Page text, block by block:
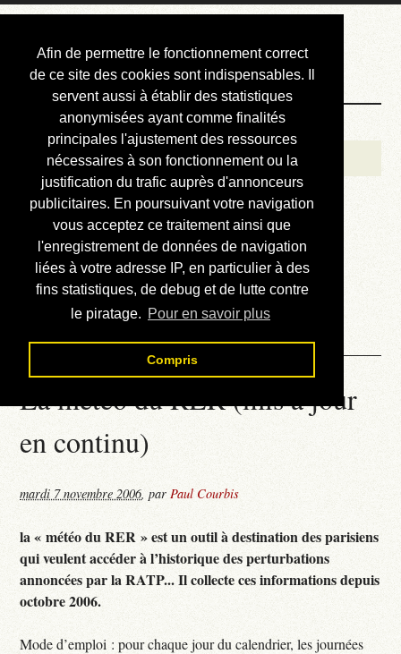
Afin de permettre le fonctionnement correct
de ce site des cookies sont indispensables. Il
servent aussi à établir des statistiques
anonymisées ayant comme finalités
principales l'ajustement des ressources
nécessaires à son fonctionnement ou la
justification du trafic auprès d'annonceurs
publicitaires. En poursuivant votre navigation
vous acceptez ce traitement ainsi que
l'enregistrement de données de navigation
liées à votre adresse IP, en particulier à des
fins statistiques, de debug et de lutte contre
le piratage. Pour en savoir plus
Compris
Courbis, « LE »
Blog Officiel
Bienvenue
Réalisations
Divers (et d’été)
Annonces
Liens externes
Téléchargement
Contact
La météo du RER (mis à jour
en continu)
mardi 7 novembre 2006,parPaul Courbis
la « météo du RER » est un outil à destination des parisiens
qui veulent accéder à l’historique des perturbations
annoncées par la RATP... Il collecte ces informations depuis
octobre 2006.
Mode d’emploi : pour chaque jour du calendrier, les journées